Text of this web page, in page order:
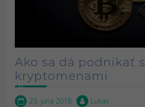
Ako sa dá podnikať s
kryptomenami
23. júna 2018 Lukas